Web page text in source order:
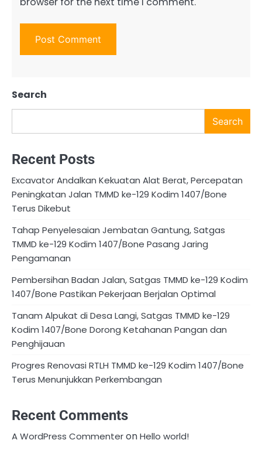
Search
Search
Recent Posts
Excavator Andalkan Kekuatan Alat Berat, Percepatan
Peningkatan Jalan TMMD ke-129 Kodim 1407/Bone
Terus Dikebut
Tahap Penyelesaian Jembatan Gantung, Satgas
TMMD ke-129 Kodim 1407/Bone Pasang Jaring
Pengamanan
Pembersihan Badan Jalan, Satgas TMMD ke-129 Kodim
1407/Bone Pastikan Pekerjaan Berjalan Optimal
Tanam Alpukat di Desa Langi, Satgas TMMD ke-129
Kodim 1407/Bone Dorong Ketahanan Pangan dan
Penghijauan
Progres Renovasi RTLH TMMD ke-129 Kodim 1407/Bone
Terus Menunjukkan Perkembangan
Recent Comments
A WordPress CommenteronHello world!